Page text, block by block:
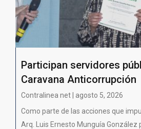
Participan servidores
Caravana Anticorrupción
Contralinea net | agosto 5, 2026
Como parte de las acciones que
Arq. Luis Ernesto Munguía González